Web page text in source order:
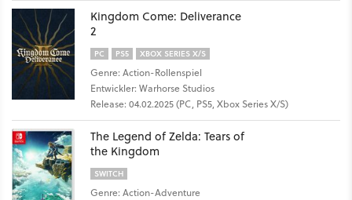
Kingdom Come: Deliverance
2
PC PS5 XBOX SERIES X/S
Genre: Action-Rollenspiel
Entwickler: Warhorse Studios
Release: 04.02.2025 (PC, PS5, Xbox Series X/S)
The Legend of Zelda: Tears of
the Kingdom
SWITCH
Genre: Action-Adventure